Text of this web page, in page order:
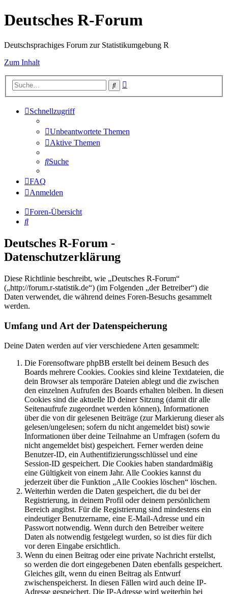
Deutsches R-Forum
Deutschsprachiges Forum zur Statistikumgebung R
Zum Inhalt
Suche
Schnellzugriff
Unbeantwortete Themen
Aktive Themen
Suche
FAQ
Anmelden
Foren-Übersicht
Suche
Deutsches R-Forum -
Datenschutzerklärung
Diese Richtlinie beschreibt, wie „Deutsches R-Forum“
(„http://forum.r-statistik.de“) (im Folgenden „der Betreiber“) die
Daten verwendet, die während deines Foren-Besuchs gesammelt
werden.
Umfang und Art der Datenspeicherung
Deine Daten werden auf vier verschiedene Arten gesammelt:
Die Forensoftware phpBB erstellt bei deinem Besuch des
Boards mehrere Cookies. Cookies sind kleine Textdateien, die
dein Browser als temporäre Dateien ablegt und die zwischen
den einzelnen Aufrufen des Boards erhalten bleiben. In diesen
Cookies sind die aktuelle ID deiner Sitzung (damit dir alle
Seitenaufrufe zugeordnet werden können), Informationen
über die von dir gelesenen Beiträge (zur Markierung dieser als
gelesen/ungelesen; sofern du nicht angemeldet bist) sowie
Informationen über deine Teilnahme an Umfragen (sofern du
nicht angemeldet bist) gespeichert. Ferner werden deine
Benutzer-ID, ein Authentifizierungsschlüssel und eine
Session-ID gespeichert. Die Cookies haben standardmäßig
eine Gültigkeit von einem Jahr. Alle Cookies kannst du
jederzeit über die Funktion „Alle Cookies löschen“ löschen.
Weiterhin werden die Daten gespeichert, die du bei der
Registrierung, in deinem Profil oder deinem persönlichem
Bereich angibst. Für die Registrierung sind mindestens ein
eindeutiger Benutzername, eine E-Mail-Adresse und ein
Passwort notwendig. Wenn durch den Betreiber weitere
Daten als notwendig festgelegt wurden, so ist dies für dich
vor deren Eingabe ersichtlich.
Wenn du einen Beitrag oder eine private Nachricht erstellst,
so werden die dort eingegebenen Daten ebenfalls gespeichert.
Gleiches gilt, wenn du einen Beitrag als Entwurf
zwischenspeicherst. In diesen Fällen wird auch deine IP-
Adresse gespeichert. Die IP-Adresse wird weiterhin bei